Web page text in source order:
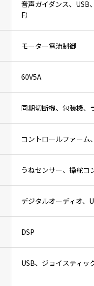
音声ガイダンス、USB
F）
モーター電流制御
60V5A
同期切断機、包装機、
コントロールファーム
うねセンサー、操舵コ
デジタルオーディオ、
DSP
USB、ジョイスティッ